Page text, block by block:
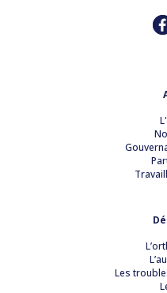
Les